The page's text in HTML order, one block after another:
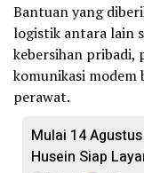
Bantuan yang
logistik antara lain
kebersihan pribadi,
komunikasi modem
perawat.
Mulai 14
Husein Siap